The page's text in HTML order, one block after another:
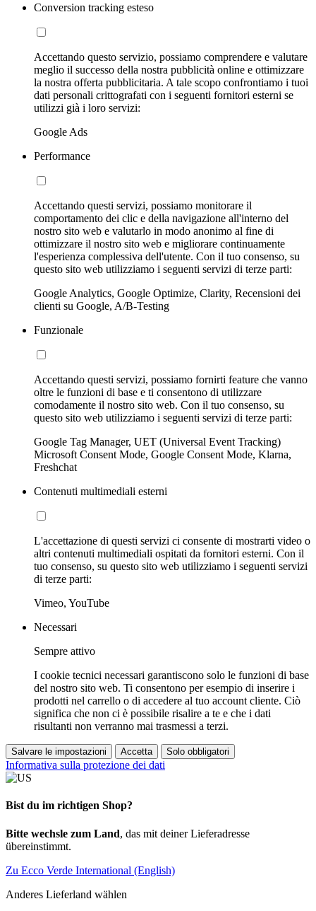
Conversion tracking esteso
Accettando questo servizio, possiamo comprendere e valutare
meglio il successo della nostra pubblicità online e ottimizzare
la nostra offerta pubblicitaria. A tale scopo confrontiamo i tuoi
dati personali crittografati con i seguenti fornitori esterni se
utilizzi già i loro servizi:
Google Ads
Performance
Accettando questi servizi, possiamo monitorare il
comportamento dei clic e della navigazione all'interno del
nostro sito web e valutarlo in modo anonimo al fine di
ottimizzare il nostro sito web e migliorare continuamente
l'esperienza complessiva dell'utente. Con il tuo consenso, su
questo sito web utilizziamo i seguenti servizi di terze parti:
Google Analytics, Google Optimize, Clarity, Recensioni dei
clienti su Google, A/B-Testing
Funzionale
Accettando questi servizi, possiamo fornirti feature che vanno
oltre le funzioni di base e ti consentono di utilizzare
comodamente il nostro sito web. Con il tuo consenso, su
questo sito web utilizziamo i seguenti servizi di terze parti:
Google Tag Manager, UET (Universal Event Tracking)
Microsoft Consent Mode, Google Consent Mode, Klarna,
Freshchat
Contenuti multimediali esterni
L'accettazione di questi servizi ci consente di mostrarti video o
altri contenuti multimediali ospitati da fornitori esterni. Con il
tuo consenso, su questo sito web utilizziamo i seguenti servizi
di terze parti:
Vimeo, YouTube
Necessari
Sempre attivo
I cookie tecnici necessari garantiscono solo le funzioni di base
del nostro sito web. Ti consentono per esempio di inserire i
prodotti nel carrello o di accedere al tuo account cliente. Ciò
significa che non ci è possibile risalire a te e che i dati
risultanti non verranno mai trasmessi a terzi.
Salvare le impostazioni Accetta Solo obbligatori
Informativa sulla protezione dei dati
Bist du im richtigen Shop?
Bitte wechsle zum Land, das mit deiner Lieferadresse
übereinstimmt.
Zu Ecco Verde International (English)
Anderes Lieferland wählen